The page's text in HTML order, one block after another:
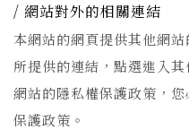
網站對外的相關連結
本網站的網頁提供其他網
所提供的連結，點選進入
網站的隱私權保護政策，
保護政策。